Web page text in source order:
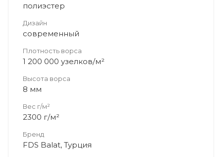
полиэстер
Дизайн
современный
Плотность ворса
1 200 000 узелков/м²
Высота ворса
8 мм
Вес г/м²
2300 г/м²
Бренд
FDS Balat, Турция